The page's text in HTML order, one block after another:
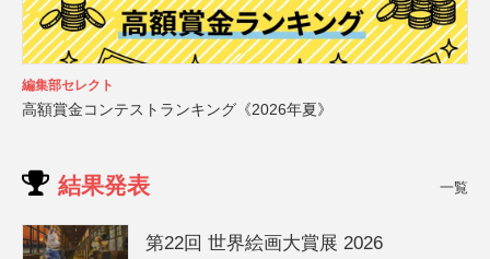
編集部セレクト
高額賞金コンテストランキング《2026年夏》
結果発表 一覧
第22回 世界絵画大賞展 2026